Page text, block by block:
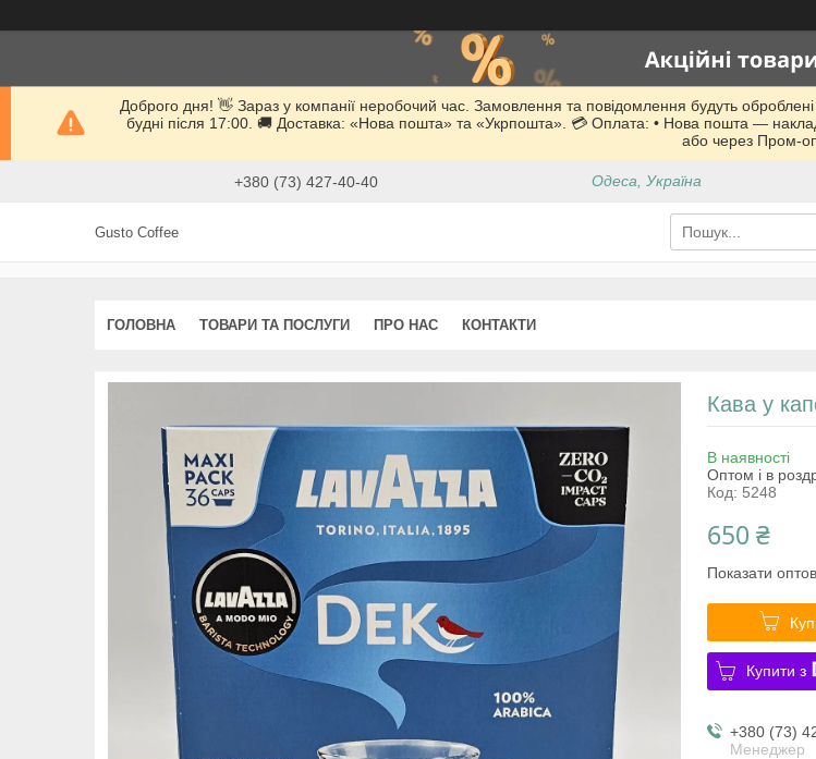
Доброго дня! 👋 Зараз у компанії неробочий час. Замовлення та повідомлення будуть
будні після 17:00. 🚚 Доставка: «Нова пошта» та «Укрпошта». 💳 Оплата: • Нова пошта —
або через Пром-
+380 (73) 427-40-40 Одеса, Україна
Gusto Coffee
ГОЛОВНА ТОВАРИ ТА ПОСЛУГИ ПРО НАС КОНТАКТИ
Кава у
В наявності
Оптом і в
Код: 5248
650 ₴
Показати
Купити з
+380 (73)
Менеджер